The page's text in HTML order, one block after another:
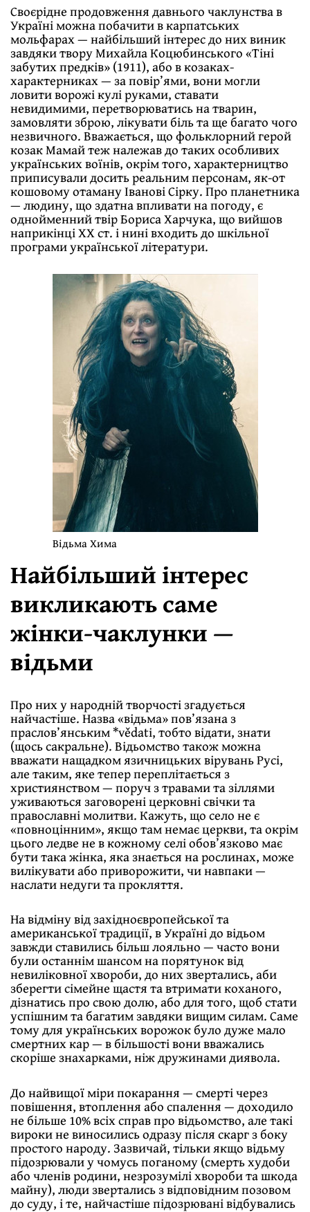
Своєрідне продовження давнього чаклунства в
Україні можна побачити в карпатських
мольфарах — найбільший інтерес до них виник
завдяки твору Михайла Коцюбинського «Тіні
забутих предків» (1911), або в козаках-
характерниках — за повір’ями, вони могли
ловити ворожі кулі руками, ставати
невидимими, перетворюватись на тварин,
замовляти зброю, лікувати біль та ще багато чого
незвичного. Вважається, що фольклорний герой
козак Мамай теж належав до таких особливих
українських воїнів, окрім того, характерництво
приписували досить реальним персонам, як-от
кошовому отаману Іванові Сірку. Про планетника
— людину, що здатна впливати на погоду, є
однойменний твір Бориса Харчука, що вийшов
наприкінці ХХ ст. і нині входить до шкільної
програми української літератури.
Відьма Хима
Найбільший інтерес
викликають саме
жінки-чаклунки —
відьми
Про них у народній творчості згадується
найчастіше. Назва «відьма» пов’язана з
праслов’янським *vědati, тобто відати, знати
(щось сакральне). Відьомство також можна
вважати нащадком язичницьких вірувань Русі,
але таким, яке тепер переплітається з
християнством — поруч з травами та зіллями
уживаються заговорені церковні свічки та
православні молитви. Кажуть, що село не є
«повноцінним», якщо там немає церкви, та окрім
цього ледве не в кожному селі обов’язково має
бути така жінка, яка знається на рослинах, може
вилікувати або приворожити, чи навпаки —
наслати недуги та прокляття.
На відміну від західноєвропейської та
американської традиції, в Україні до відьом
завжди ставились більш лояльно — часто вони
були останнім шансом на порятунок від
невиліковної хвороби, до них звертались, аби
зберегти сімейне щастя та втримати коханого,
дізнатись про свою долю, або для того, щоб стати
успішним та багатим завдяки вищим силам. Саме
тому для українських ворожок було дуже мало
смертних кар — в більшості вони вважались
скоріше знахарками, ніж дружинами диявола.
До найвищої міри покарання — смерті через
повішення, втоплення або спалення — доходило
не більше 10% всіх справ про відьомство, але такі
вироки не виносились одразу після скарг з боку
простого народу. Зазвичай, тільки якщо відьму
підозрювали у чомусь поганому (смерть худоби
або членів родини, незрозумілі хвороби та шкода
майну), люди звертались з відповідним позовом
до суду, і те, найчастіше підозрювані відбувались